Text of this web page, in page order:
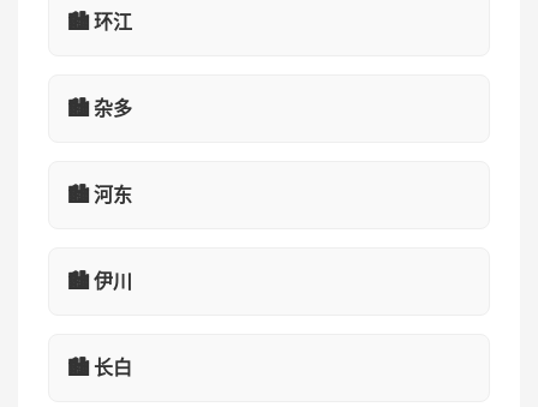
🏙️ 环江
🏙️ 杂多
🏙️ 河东
🏙️ 伊川
🏙️ 长白